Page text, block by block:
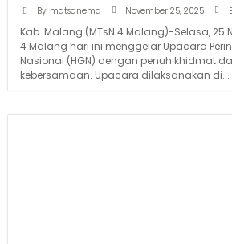
By matsanema November 25, 2025
Kab. Malang (MTsN 4 Malang)-Selasa, 25
4 Malang hari ini menggelar Upacara
Nasional (HGN) dengan penuh khidmat
kebersamaan. Upacara dilaksanakan di...